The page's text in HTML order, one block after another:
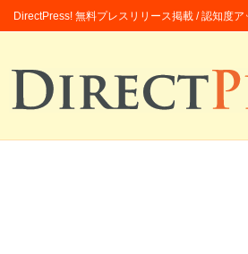
DirectPress! 無料プレスリリース掲載 / 認知度